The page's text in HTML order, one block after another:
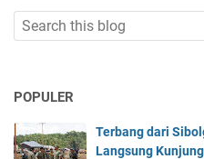
POPULER
Terbang dari
Langsung